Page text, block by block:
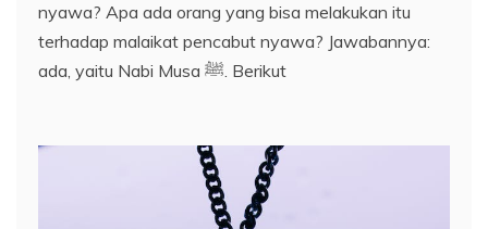
nyawa? Apa ada orang yang bisa melakukan itu
terhadap malaikat pencabut nyawa? Jawabannya:
ada, yaitu Nabi Musa ﷺ. Berikut